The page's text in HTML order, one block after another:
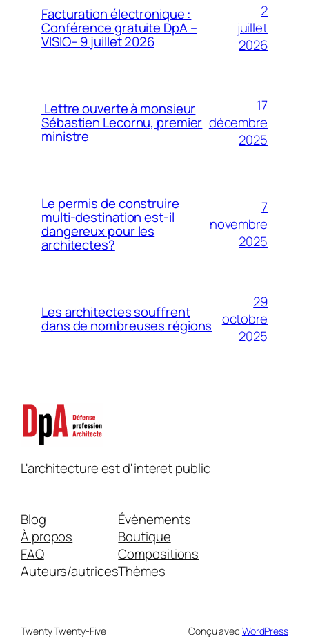
Facturation électronique :
Conférence gratuite DpA –
VISIO– 9 juillet 2026
2
juillet
2026
Lettre ouverte à monsieur
Sébastien Lecornu, premier
ministre
17
décembre
2025
Le permis de construire
multi-destination est-il
dangereux pour les
architectes?
7
novembre
2025
Les architectes souffrent
dans de nombreuses régions
29
octobre
2025
L'architecture est d'interet public
Blog
À propos
FAQ
Auteurs/autrices
Évènements
Boutique
Compositions
Thèmes
Twenty Twenty-Five Conçu avec WordPress